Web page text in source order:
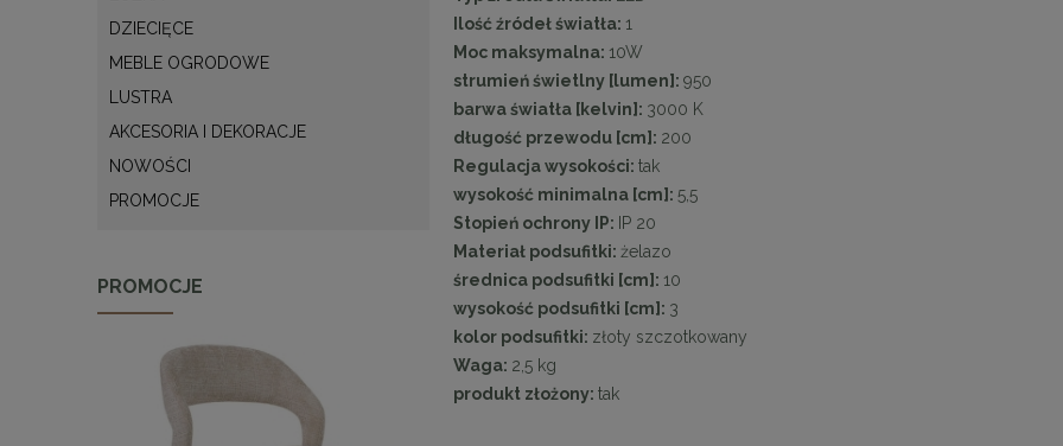
DZIECIĘCE
MEBLE OGRODOWE
LUSTRA
AKCESORIA I DEKORACJE
NOWOŚCI
PROMOCJE
PROMOCJE
Ilość źródeł światła: 1
Moc maksymalna: 10W
strumień świetlny [lumen]: 950
barwa światła [kelvin]: 3000 K
długość przewodu [cm]: 200
Regulacja wysokości: tak
wysokość minimalna [cm]: 5,5
Stopień ochrony IP: IP 20
Materiał podsufitki: żelazo
średnica podsufitki [cm]: 10
wysokość podsufitki [cm]: 3
kolor podsufitki: złoty szczotkowany
Waga: 2,5 kg
produkt złożony: tak